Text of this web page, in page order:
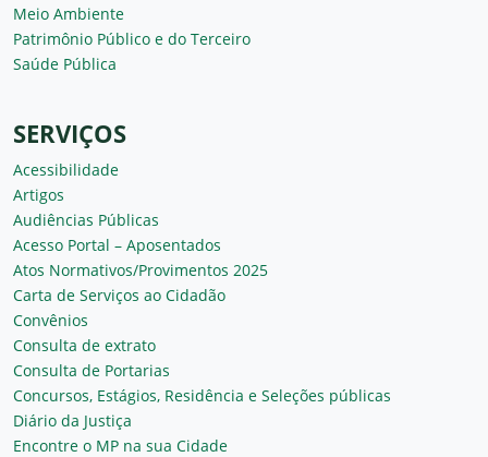
Meio Ambiente
Patrimônio Público e do Terceiro
Saúde Pública
SERVIÇOS
Acessibilidade
Artigos
Audiências Públicas
Acesso Portal – Aposentados
Atos Normativos/Provimentos 2025
Carta de Serviços ao Cidadão
Convênios
Consulta de extrato
Consulta de Portarias
Concursos, Estágios, Residência e Seleções públicas
Diário da Justiça
Encontre o MP na sua Cidade